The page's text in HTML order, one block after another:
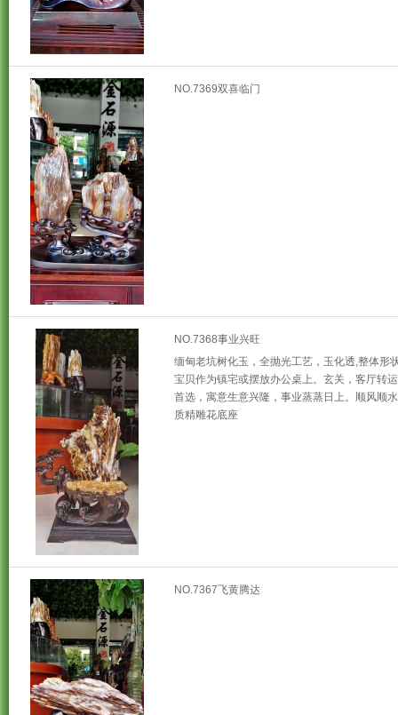
NO.7369双喜临门
NO.7368事业兴旺
缅甸老坑树化玉，全抛光工艺，玉化透,整体形
宝贝作为镇宅或摆放办公桌上。玄关，客厅转
首选，寓意生意兴隆，事业蒸蒸日上。顺风顺
质精雕花底座
NO.7367飞黄腾达